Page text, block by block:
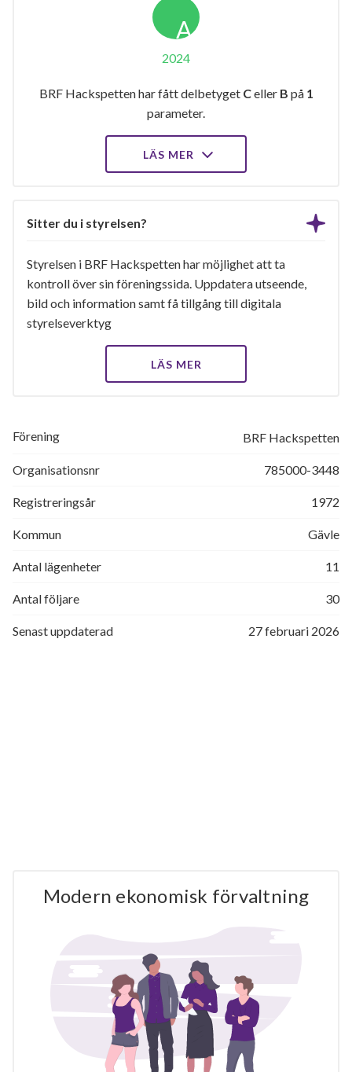
A
2024
BRF Hackspetten har fått delbetyget Celler B på 1
parameter.
LÄS MER
Sitter du i styrelsen?
Styrelsen i BRF Hackspetten har möjlighet att ta
kontroll över sin föreningssida. Uppdatera utseende,
bild och information samt få tillgång till digitala
styrelseverktyg
LÄS MER
Förening BRF Hackspetten
Organisationsnr 785000-3448
Registreringsår 1972
Kommun Gävle
Antal lägenheter 11
Antal följare 30
Senast uppdaterad 27 februari 2026
Modern ekonomisk förvaltning